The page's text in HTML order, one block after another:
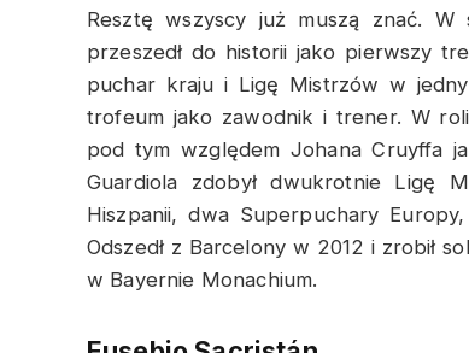
Resztę wszyscy już muszą znać. W
przeszedł do historii jako pierwszy
puchar kraju i Ligę Mistrzów w
trofeum jako zawodnik i trener. W
pod tym względem Johana Cruyffa
Guardiola zdobył dwukrotnie Ligę
Hiszpanii, dwa Superpuchary
Odszedł z Barcelony w 2012 i zrobił
w Bayernie Monachium.